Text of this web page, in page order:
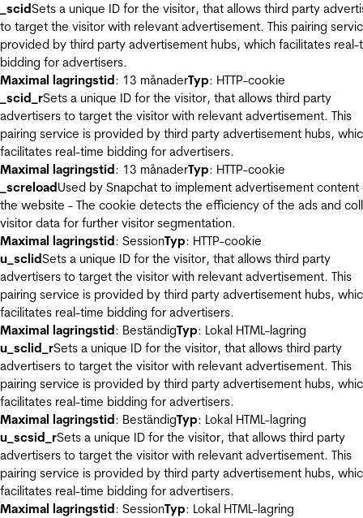
_scidSets a unique ID for the visitor, that allows third party
to target the visitor with relevant advertisement. This pairing
provided by third party advertisement hubs, which facilitates real-
bidding for advertisers.
Maximal lagringstid: 13 månaderTyp: HTTP-cookie
_scid_rSets a unique ID for the visitor, that allows third party
advertisers to target the visitor with relevant advertisement. This
pairing service is provided by third party advertisement hubs,
facilitates real-time bidding for advertisers.
Maximal lagringstid: 13 månaderTyp: HTTP-cookie
_screloadUsed by Snapchat to implement advertisement content
the website - The cookie detects the efficiency of the ads and
visitor data for further visitor segmentation.
Maximal lagringstid: SessionTyp: HTTP-cookie
u_sclidSets a unique ID for the visitor, that allows third party
advertisers to target the visitor with relevant advertisement. This
pairing service is provided by third party advertisement hubs,
facilitates real-time bidding for advertisers.
Maximal lagringstid: BeständigTyp: Lokal HTML-lagring
u_sclid_rSets a unique ID for the visitor, that allows third party
advertisers to target the visitor with relevant advertisement. This
pairing service is provided by third party advertisement hubs,
facilitates real-time bidding for advertisers.
Maximal lagringstid: BeständigTyp: Lokal HTML-lagring
u_scsid_rSets a unique ID for the visitor, that allows third party
advertisers to target the visitor with relevant advertisement. This
pairing service is provided by third party advertisement hubs,
facilitates real-time bidding for advertisers.
Maximal lagringstid: SessionTyp: Lokal HTML-lagring